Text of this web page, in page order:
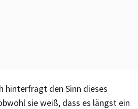
hinterfragt den Sinn dieses
sie weiß, dass es längst ein